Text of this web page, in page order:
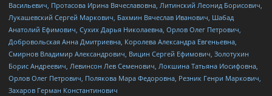
Васильевич, Протасова Ирина Вячеславовна, Литинский Леонид Борисович,
Лукашевский Сергей Маркович, Бахмин Вячеслав Иванович, Шабад
Анатолий Ефимович, Сухих Дарья Николаевна, Орлов Олег Петрович,
Добровольская Анна Дмитриевна, Королева Александра Евгеньевна,
Смирнов Владимир Александрович, Вицин Сергей Ефимович, Золотухин
Борис Андреевич, Левинсон Лев Семенович, Локшина Татьяна Иосифовна,
Орлов Олег Петрович, Полякова Мара Федоровна, Резник Генри Маркович,
Захаров Герман Константинович